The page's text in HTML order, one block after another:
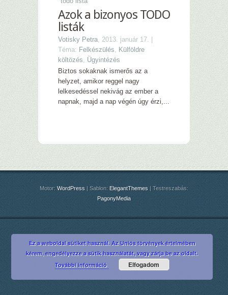
Azok a bizonyos TODO
listák
Votisky Petra, 2013. január 17. |
Téma: Felkészülés, Külföldre
költözés, Ügyintézés
Biztos sokaknak ismerős az a
helyzet, amikor reggel nagy
lelkesedéssel nekivág az ember a
napnak, majd a nap végén úgy érzi,...
Motor: WordPress | Sablon: ElegantThemes | Testreszabás:
PagonyMedia
Ez a weboldal sütiket használ. Az Uniós törvények értelmében
kérem, engedélyezze a sütik használatát, vagy zárja be az oldalt.
További információ
Elfogadom